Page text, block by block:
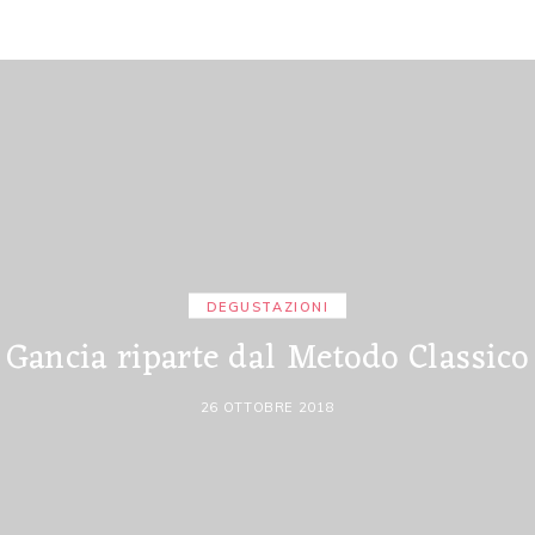
DEGUSTAZIONI
Gancia riparte dal Metodo Classico
26 OTTOBRE 2018